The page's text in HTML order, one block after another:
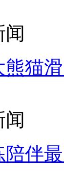
闻
熊猫
闻
陪伴